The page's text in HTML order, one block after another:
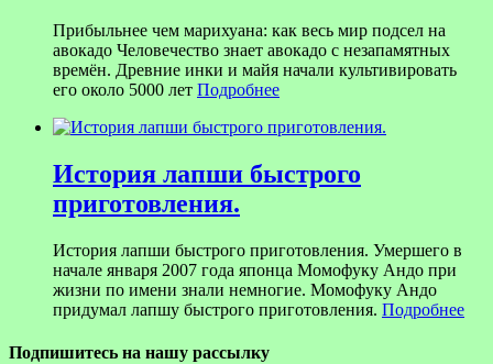
Прибыльнее чем марихуана: как весь мир подсел на
авокадо Человечество знает авокадо с незапамятных
времён. Древние инки и майя начали культивировать
его около 5000 лет Подробнее
История лапши быстрого
приготовления.
История лапши быстрого приготовления. Умершего в
начале января 2007 года японца Момофуку Андо при
жизни по имени знали немногие. Момофуку Андо
придумал лапшу быстрого приготовления. Подробнее
Подпишитесь на нашу рассылку